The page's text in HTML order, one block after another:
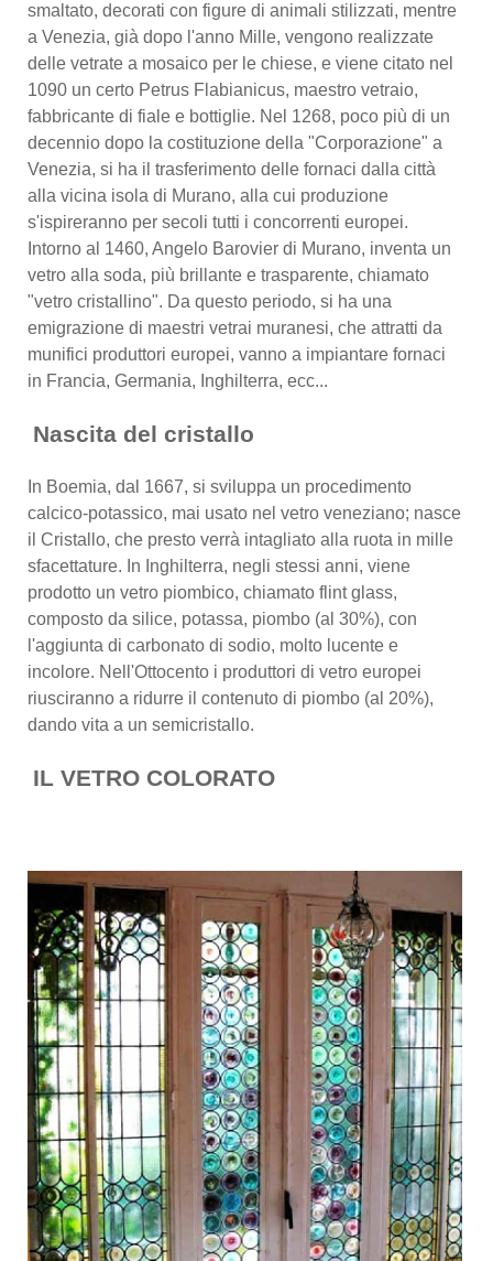
smaltato, decorati con figure di animali stilizzati, mentre
a Venezia, già dopo l'anno Mille, vengono realizzate
delle vetrate a mosaico per le chiese, e viene citato nel
1090 un certo Petrus Flabianicus, maestro vetraio,
fabbricante di fiale e bottiglie. Nel 1268, poco più di un
decennio dopo la costituzione della "Corporazione" a
Venezia, si ha il trasferimento delle fornaci dalla città
alla vicina isola di Murano, alla cui produzione
s'ispireranno per secoli tutti i concorrenti europei.
Intorno al 1460, Angelo Barovier di Murano, inventa un
vetro alla soda, più brillante e trasparente, chiamato
"vetro cristallino". Da questo periodo, si ha una
emigrazione di maestri vetrai muranesi, che attratti da
munifici produttori europei, vanno a impiantare fornaci
in Francia, Germania, Inghilterra, ecc...
Nascita del cristallo
In Boemia, dal 1667, si sviluppa un procedimento
calcico-potassico, mai usato nel vetro veneziano; nasce
il Cristallo, che presto verrà intagliato alla ruota in mille
sfacettature. In Inghilterra, negli stessi anni, viene
prodotto un vetro piombico, chiamato flint glass,
composto da silice, potassa, piombo (al 30%), con
l'aggiunta di carbonato di sodio, molto lucente e
incolore. Nell'Ottocento i produttori di vetro europei
riusciranno a ridurre il contenuto di piombo (al 20%),
dando vita a un semicristallo.
IL VETRO COLORATO